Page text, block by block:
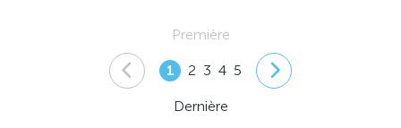
Première
1 2 3 4 5
Dernière